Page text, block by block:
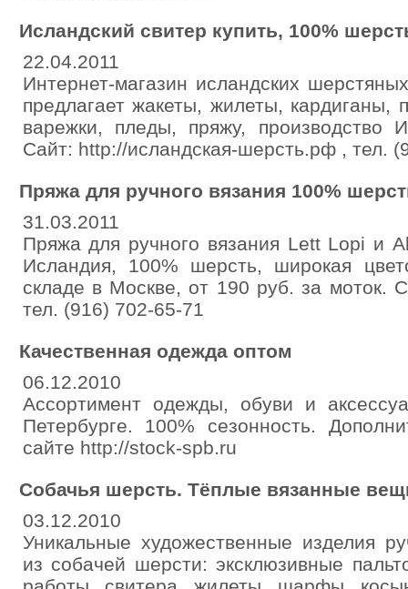
Исландский свитер купить, 100%
22.04.2011
Интернет-магазин исландских
предлагает жакеты, жилеты,
варежки, пледы, пряжу, производство
Сайт: http://исландская-шерсть.рф , тел.
Пряжа для ручного вязания 100%
31.03.2011
Пряжа для ручного вязания Lett Lopi и
Исландия, 100% шерсть, широкая
складе в Москве, от 190 руб. за моток.
тел. (916) 702-65-71
Качественная одежда оптом
06.12.2010
Ассортимент одежды, обуви и
Петербурге. 100% сезонность.
сайте http://stock-spb.ru
Собачья шерсть. Тёплые вязанные
03.12.2010
Уникальные художественные изделия
из собачей шерсти: эксклюзивные